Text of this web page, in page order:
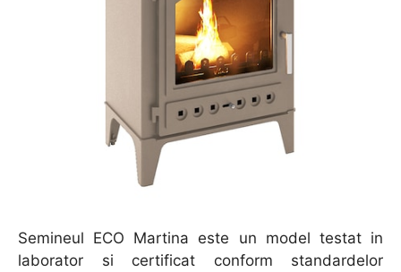
Semineul ECO Martina este un model testat in
laborator si certificat conform standardelor